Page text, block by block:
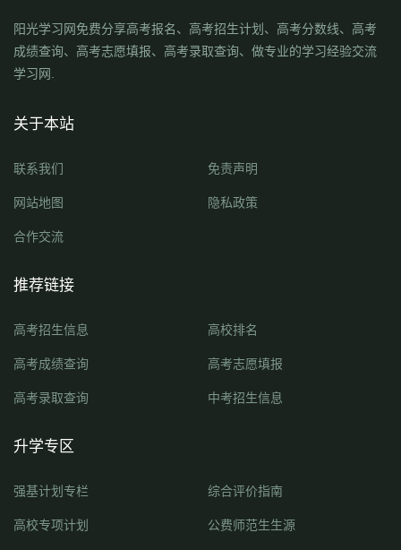
阳光学习网免费分享高考报名、高考招生计划、高考分数线、高考
成绩查询、高考志愿填报、高考录取查询、做专业的学习经验交流
学习网.
关于本站
联系我们 免责声明
网站地图 隐私政策
合作交流
推荐链接
高考招生信息 高校排名
高考成绩查询 高考志愿填报
高考录取查询 中考招生信息
升学专区
强基计划专栏 综合评价指南
高校专项计划 公费师范生生源